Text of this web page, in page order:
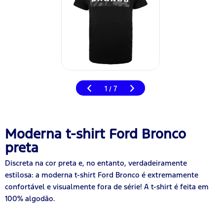
1 / 7
Moderna t-shirt Ford Bronco
preta
Discreta na cor preta e, no entanto, verdadeiramente
estilosa: a moderna t-shirt Ford Bronco é extremamente
confortável e visualmente fora de série! A t-shirt é feita em
100% algodão.